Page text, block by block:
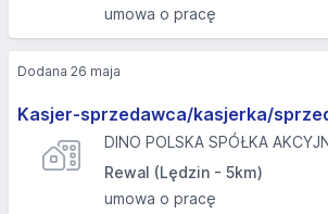
umowa o pracę
Kasjer-sprzedawca/kasjerka/
DINO POLSKA SPÓŁKA
Rewal (Lędzin - 5km)
umowa o pracę
Dodana 26 maja